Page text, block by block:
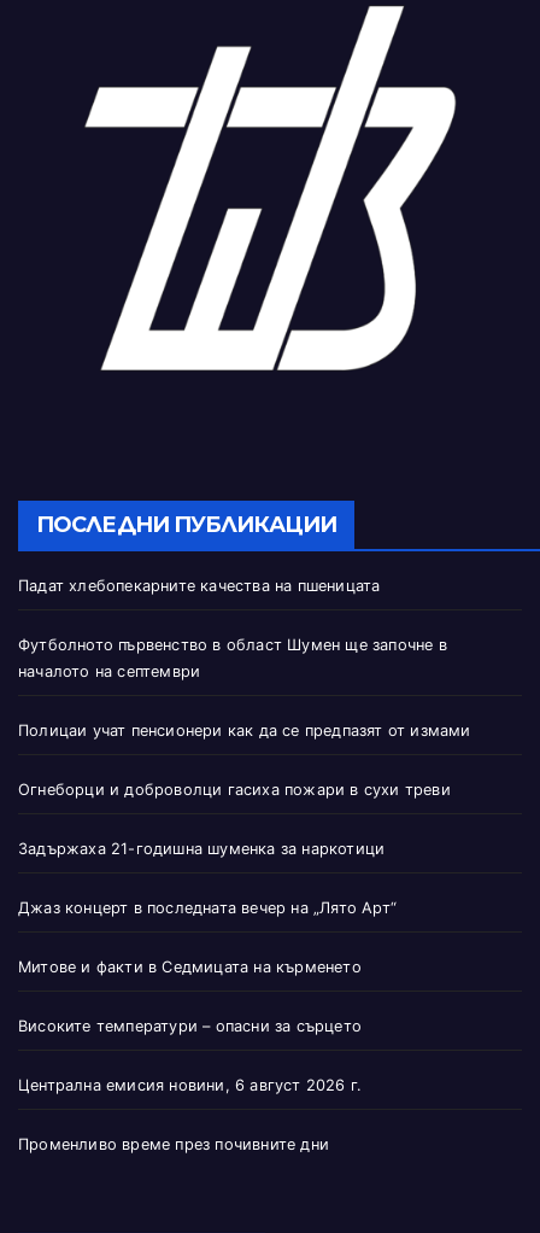
ПОСЛЕДНИ ПУБЛИКАЦИИ
Падат хлебопекарните качества на пшеницата
Футболното първенство в област Шумен ще започне в
началото на септември
Полицаи учат пенсионери как да се предпазят от измами
Огнеборци и доброволци гасиха пожари в сухи треви
Задържаха 21-годишна шуменка за наркотици
Джаз концерт в последната вечер на „Лято Арт“
Митове и факти в Седмицата на кърменето
Високите температури – опасни за сърцето
Централна емисия новини, 6 август 2026 г.
Променливо време през почивните дни